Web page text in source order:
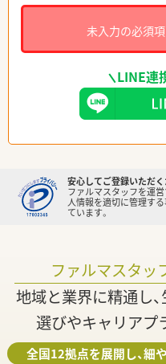
未入力の必須
LINE連
安心してご登録いただ
ファルマスタッフを運営
人情報を適切に管理す
ています。
ファルマスタッ
地域と業界に精通し
選びやキャリアプ
全国12拠点を展開し、細